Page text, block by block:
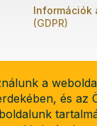
a
és az
Információk
(GDPR)